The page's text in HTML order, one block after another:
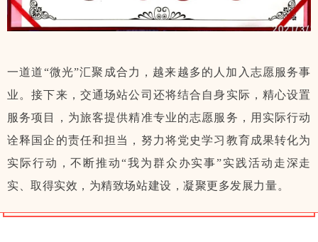
一道道“微光”汇聚成合力，越来越多的人加入志愿服务事
业。接下来，交通场站公司还将结合自身实际，精心设置
服务项目，为旅客提供精准专业的志愿服务，用实际行动
诠释国企的责任和担当，努力将党史学习教育成果转化为
实际行动，不断推动“我为群众办实事”实践活动走深走
实、取得实效，为精致场站建设，凝聚更多发展力量。